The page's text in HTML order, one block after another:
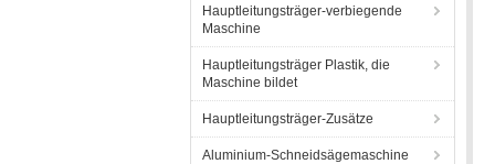
Hauptleitungsträger-verbiegende
Maschine
Hauptleitungsträger Plastik, die
Maschine bildet
Hauptleitungsträger-Zusätze
Aluminium-Schneidsägemaschine